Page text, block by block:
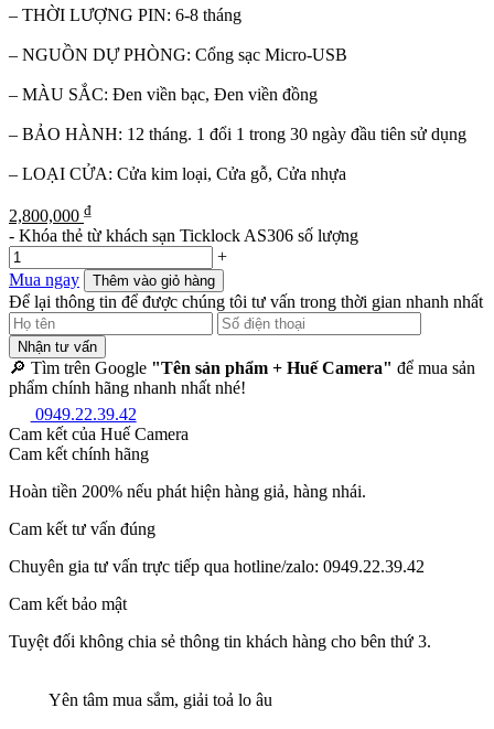
– THỜI LƯỢNG PIN: 6-8 tháng
– NGUỒN DỰ PHÒNG: Cổng sạc Micro-USB
– MÀU SẮC: Đen viền bạc, Đen viền đồng
– BẢO HÀNH: 12 tháng. 1 đổi 1 trong 30 ngày đầu tiên sử dụng
– LOẠI CỬA: Cửa kim loại, Cửa gỗ, Cửa nhựa
2,800,000 ₫
- Khóa thẻ từ khách sạn Ticklock AS306 số lượng
+
Mua ngay
Thêm vào giỏ hàng
Để lại thông tin để được chúng tôi tư vấn trong thời gian nhanh nhất
Nhận tư vấn
🔎 Tìm trên Google "Tên sản phẩm + Huế Camera" để mua sản
phẩm chính hãng nhanh nhất nhé!
0949.22.39.42
Cam kết của Huế Camera
Cam kết chính hãng
Hoàn tiền 200% nếu phát hiện hàng giả, hàng nhái.
Cam kết tư vấn đúng
Chuyên gia tư vấn trực tiếp qua hotline/zalo: 0949.22.39.42
Cam kết bảo mật
Tuyệt đối không chia sẻ thông tin khách hàng cho bên thứ 3.
Yên tâm mua sắm, giải toả lo âu